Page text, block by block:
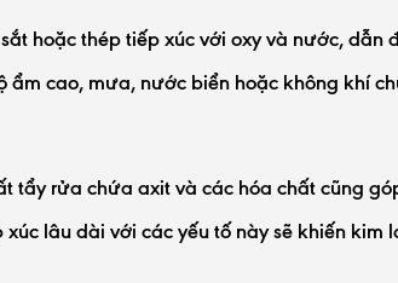
hoặc thép tiếp xúc với oxy và nước,
ẩm cao, mưa, nước biển hoặc không khí
tẩy rửa chứa axit và các hóa chất cũng
lâu dài với các yếu tố này sẽ khiến kim